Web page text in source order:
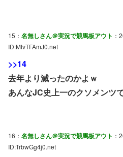
15： 名無しさん＠実況で競馬板アウト ：
ID:MtvTFAmJ0.net
>>14
去年より減ったのかよｗ
あんなJC史上一のクソメンツ
16： 名無しさん＠実況で競馬板アウト ：
ID:TrbwGg4j0.net